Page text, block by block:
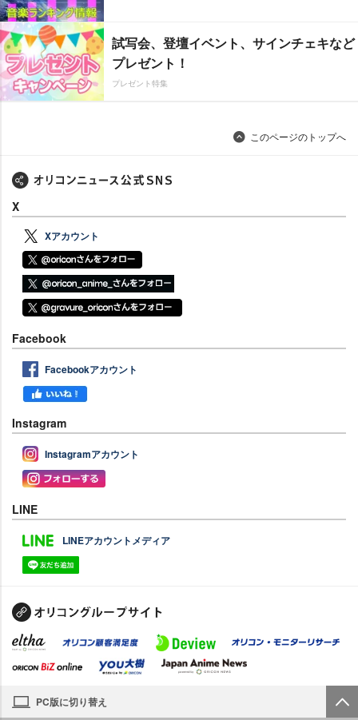
試写会、登壇イベント、サインチェキなど
プレゼント！
プレゼント特集
このページのトップへ
X
Xアカウント
Facebook
Facebookアカウント
Instagram
Instagramアカウント
LINE
LINEアカウントメディア
PC版に切り替え